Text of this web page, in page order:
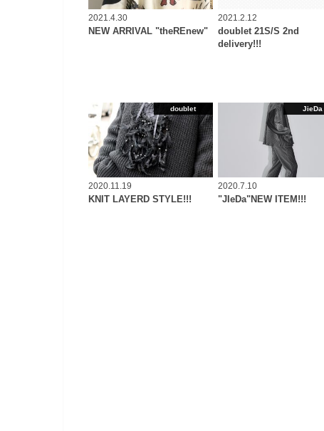
2021.4.30
NEW ARRIVAL "theREnew"
2021.2.12
doublet 21S/S 2nd
delivery!!!
doublet
2020.11.19
KNIT LAYERD STYLE!!!
JieDa
2020.7.10
"JIeDa"NEW ITEM!!!